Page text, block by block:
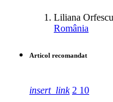
Liliana
România
Articol recomandat
insert_link 2 10